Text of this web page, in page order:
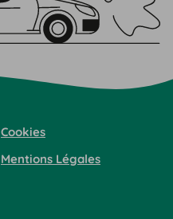
Cookies
Mentions Légales